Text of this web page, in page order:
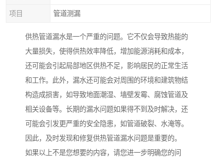
项目 管道测漏
供热管道漏水是一个严重的问题。它不仅会导致热能的
大量损失，使得供热效率降低，增加能源消耗和成本，
还可能会引起局部地区供热不足，影响居民的正常生活
和工作。此外，漏水还可能会对周围的环境和建筑物结
构造成损害，如导致地面潮湿、墙壁发霉、腐蚀管道及
相关设备等。长期的漏水问题如果得不到及时解决，还
可能会引发更严重的安全隐患，如管道破裂、水淹等。
因此，及时发现和修复供热管道漏水问题是重要的。
如果以上不是您想要的内容，请您进一步明确您的问